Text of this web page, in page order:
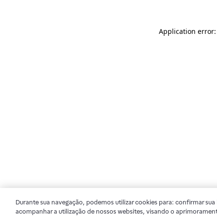
Application
Durante sua navegação, podemos utilizar cookies para: confirmar
acompanhar a utilização de nossos websites, visando o